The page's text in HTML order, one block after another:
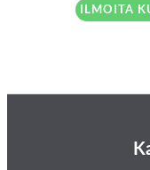
ILMOITA